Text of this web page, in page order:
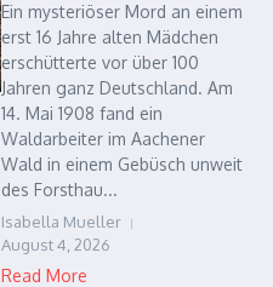
Ein mysteriöser Mord an einem
erst 16 Jahre alten Mädchen
erschütterte vor über 100
Jahren ganz Deutschland. Am
14. Mai 1908 fand ein
Waldarbeiter im Aachener
Wald in einem Gebüsch unweit
des Forsthau...
Isabella Mueller
August 4, 2026
Read More